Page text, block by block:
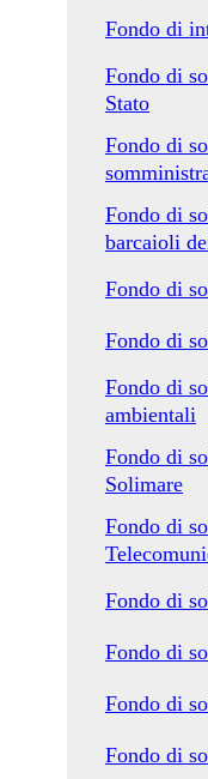
Fondo di
Fondo di
Stato
Fondo di
Fondo di
barcaioli
Fondo di
Fondo di
Fondo di
ambientali
Fondo di
Solimare
Fondo di
Fondo di
Fondo di
Fondo di
Fondo di